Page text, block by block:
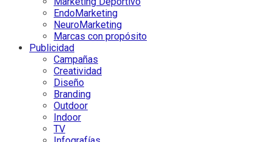
EndoMarketing
NeuroMarketing
Marcas con propósito
Publicidad
Campañas
Creatividad
Diseño
Branding
Outdoor
Indoor
TV